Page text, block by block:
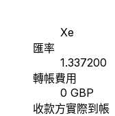
Xe
匯率
1.337200
轉帳費用
0 GBP
收款方實際到帳